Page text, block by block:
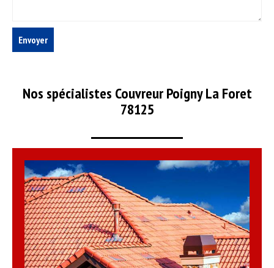
Nos spécialistes Couvreur Poigny La Foret
78125